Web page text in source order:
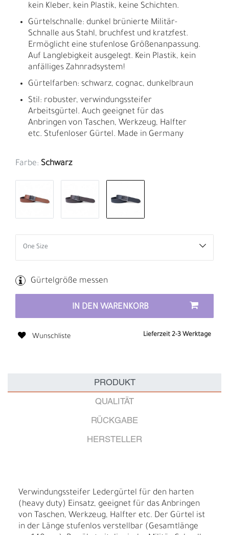
kein Kleber, kein Plastik, keine Schichten.
Gürtelschnalle: dunkel brünierte Militär-
Schnalle aus Stahl, bruchfest und kratzfest.
Ermöglicht eine stufenlose Größenanpassung.
Auf Langlebigkeit ausgelegt. Kein Plastik, kein
anfälliges Zahnradsystem!
Gürtelfarben: schwarz, cognac, dunkelbraun
Stil: robuster, verwindungssteifer
Arbeitsgürtel. Auch geeignet für das
Anbringen von Taschen, Werkzeug, Halfter
etc. Stufenloser Gürtel. Made in Germany
Farbe: Schwarz
Gürtelgröße messen
IN DEN WARENKORB
Wunschliste Lieferzeit 2-3 Werktage
PRODUKT
QUALITÄT
RÜCKGABE
HERSTELLER
Verwindungssteifer Ledergürtel für den harten
(heavy duty) Einsatz, geeignet für das Anbringen
von Taschen, Werkzeug, Halfter etc. Der Gürtel ist
in der Länge stufenlos verstellbar (Gesamtlänge